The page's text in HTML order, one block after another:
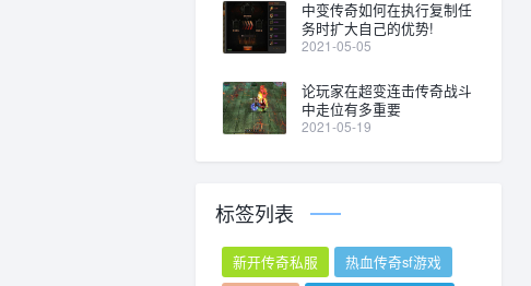
中变传奇如何在执行复制任
务时扩大自己的优势!
2021-05-05
论玩家在超变连击传奇战斗
中走位有多重要
2021-05-19
标签列表
新开传奇私服
热血传奇sf游戏